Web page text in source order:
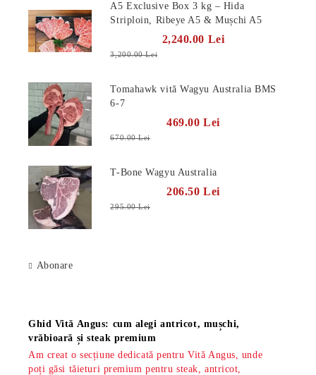
A5 Exclusive Box 3 kg – Hida
Striploin, Ribeye A5 & Mușchi A5
2,240.00 Lei
3,200.00 Lei
Tomahawk vită Wagyu Australia BMS
6-7
469.00 Lei
670.00 Lei
T-Bone Wagyu Australia
206.50 Lei
295.00 Lei
Abonare
Ghid Vită Angus: cum alegi antricot, mușchi,
vrăbioară și steak premium
Am creat o secțiune dedicată pentru Vită Angus, unde
poți găsi tăieturi premium pentru steak, antricot,